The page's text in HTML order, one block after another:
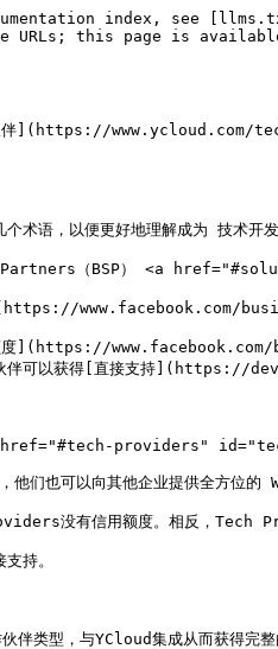
index, see
URLs; this page is
伴](https://www.ycloud.com/tech-
个术语，以便更好地理解成为 技术开
（BSP） <a
www.facebook.com/
度](https://www.facebook.com/
作伙伴可以获得[直接支持
providers"
们也可以向其他企业提供全方位的
没有信用额度。相反，Tech
持。
伴类型，与YCloud集成从而获得完